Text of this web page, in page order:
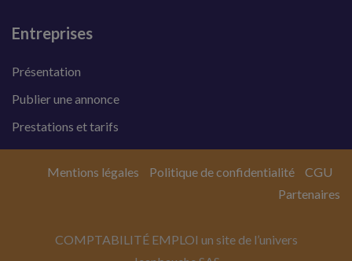
Entreprises
Présentation
Publier une annonce
Prestations et tarifs
COMPTABILITÉ EMPLOI un site de l’univers
Mentions légales Politique de confidentialité
CGU
Partenaires